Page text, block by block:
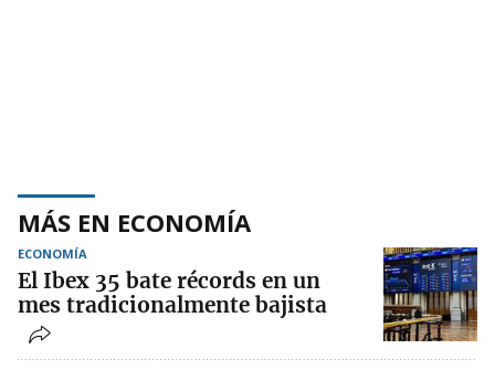
MÁS EN ECONOMÍA
ECONOMÍA
El Ibex 35 bate récords en un
mes tradicionalmente bajista